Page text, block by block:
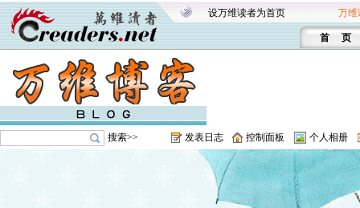
设万维读者为首页 万维
首 页
搜索>> 发表日志 控制面板 个人相册